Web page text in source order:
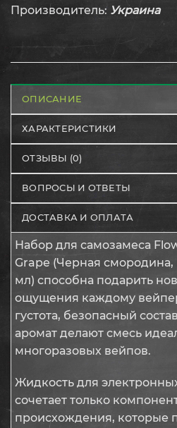
Производитель: Украина
ОПИСАНИЕ
ХАРАКТЕРИСТИКИ
ОТЗЫВЫ (0)
ВОПРОСЫ И ОТВЕТЫ
ДОСТАВКА И ОПЛАТА
Набор для самозамеса
Grape (Черная смородина,
мл) способна подарить
ощущения каждому
густота, безопасный
аромат делают смесь
многоразовых вейпов.
Жидкость для
сочетает только
происхождения, которые